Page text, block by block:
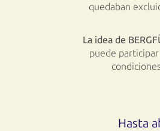
quedaban
La idea de
puede
Hasta